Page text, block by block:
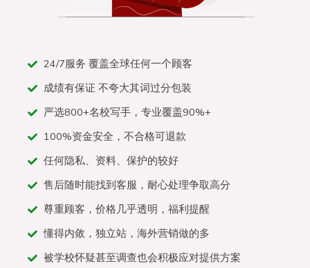
24/7服务 覆盖全球任何一个顾客
成绩有保证 不夸大其词过分包装
严选800+名校写手，专业覆盖90%+
100%资金安全，不合格可退款
任何隐私、资料、保护的较好
售后随时能找到客服，耐心处理争取高分
尊重顾客，价格几乎透明，福利提醒
懂得内敛，独立站，海外营销做的多
被学校怀疑甚至调查也会积极应对提供方案